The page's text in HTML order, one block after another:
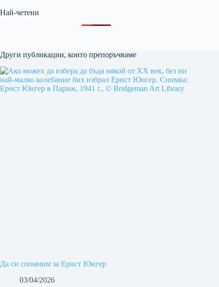
Най-четени
Други публикации, които препоръчваме
Да си спомним за Ернст Юнгер
03/04/2026